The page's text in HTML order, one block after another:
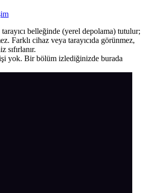
tarayıcı belleğinde (yerel depolama) tutulur;
Farklı cihaz veya tarayıcıda görünmez,
sıfırlanır.
yok. Bir bölüm izlediğinizde burada